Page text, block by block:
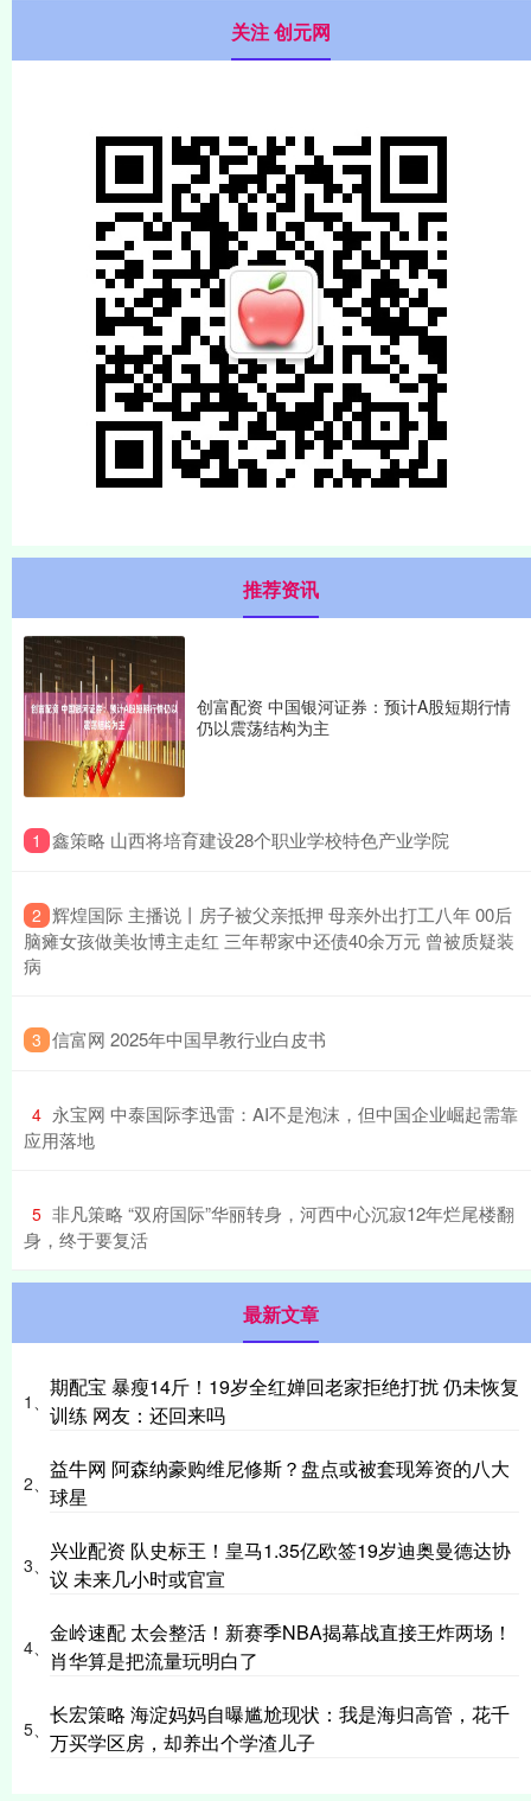
关注 创元网
推荐资讯
创富配资 中国银河证券：预计A股短期行情
仍以震荡结构为主
1 ​鑫策略 山西将培育建设28个职业学校特色产业学院
2 ​辉煌国际 主播说丨房子被父亲抵押 母亲外出打工八年 00后
脑瘫女孩做美妆博主走红 三年帮家中还债40余万元 曾被质疑装
病
3 ​信富网 2025年中国早教行业白皮书
4 ​永宝网 中泰国际李迅雷：AI不是泡沫，但中国企业崛起需靠
应用落地
5 ​非凡策略 “双府国际”华丽转身，河西中心沉寂12年烂尾楼翻
身，终于要复活
最新文章
1、
期配宝 暴瘦14斤！19岁全红婵回老家拒绝打扰 仍未恢复
训练 网友：还回来吗
2、
益牛网 阿森纳豪购维尼修斯？盘点或被套现筹资的八大
球星
3、
兴业配资 队史标王！皇马1.35亿欧签19岁迪奥曼德达协
议 未来几小时或官宣
4、
金岭速配 太会整活！新赛季NBA揭幕战直接王炸两场！
肖华算是把流量玩明白了
5、
长宏策略 海淀妈妈自曝尴尬现状：我是海归高管，花千
万买学区房，却养出个学渣儿子